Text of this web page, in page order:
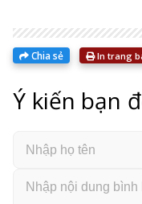
Chia sẻ In trang
Ý kiến bạn